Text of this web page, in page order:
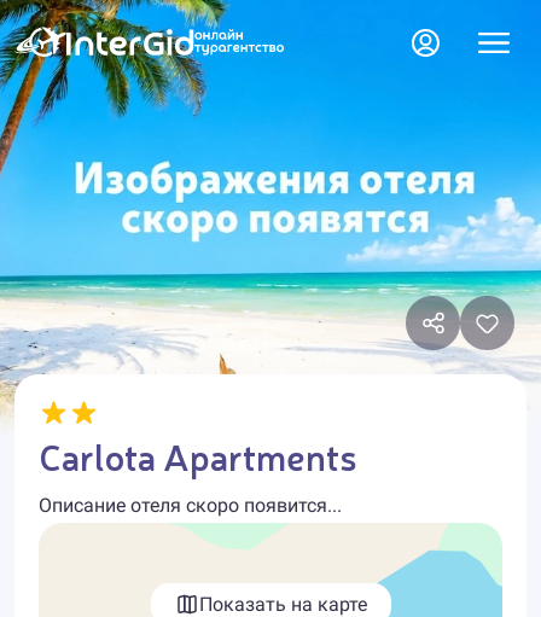
Carlota Apartments
Описание отеля скоро появится...
Показать на карте